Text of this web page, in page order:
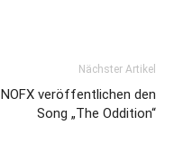
Nächster Artikel
NOFX veröffentlichen den
Song „The Oddition“